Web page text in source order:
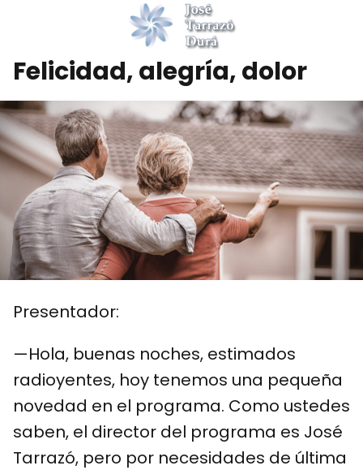
Felicidad, alegría, dolor
Presentador:
—Hola, buenas noches, estimados
radioyentes, hoy tenemos una pequeña
novedad en el programa. Como ustedes
saben, el director del programa es José
Tarrazó, pero por necesidades de última